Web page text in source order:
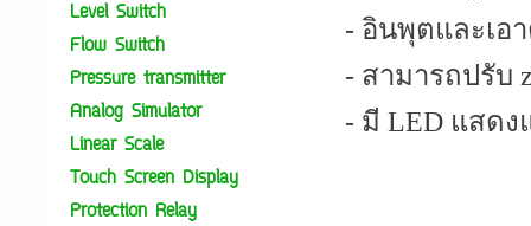
Level Switch
Flow Switch
Pressure transmitter
Analog Simulator
Linear Scale
Touch Screen Display
Protection Relay
- อินพุตและเอ
- สามารถปรับ
- มี LED แสดง